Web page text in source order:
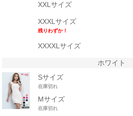
XXLサイズ
XXXLサイズ
残りわずか！
XXXXLサイズ
ホワイト
Sサイズ
在庫切れ
Mサイズ
在庫切れ